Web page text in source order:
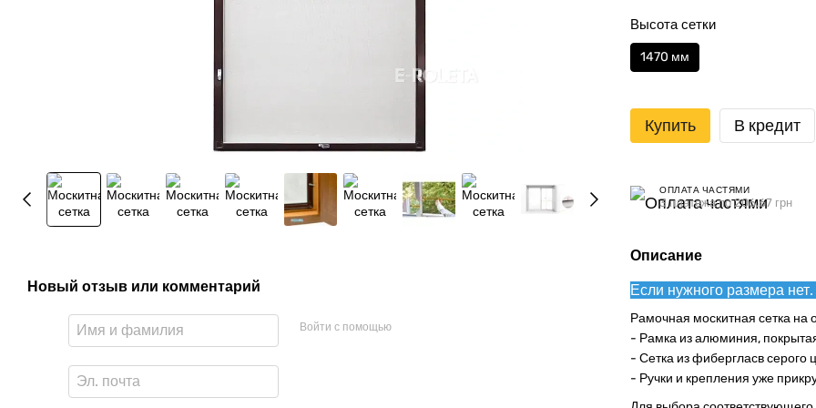
Новый отзыв или комментарий
Войти с помощью
Высота сетки
1470 мм
Купить В кредит
ОПЛАТА ЧАСТЯМИ
3 платежа по 206.67 грн
Описание
Если нужного размера
Рамочная москитная сетка на
- Рамка из алюминия,
- Сетка из фибергласв серого
- Ручки и крепления уже